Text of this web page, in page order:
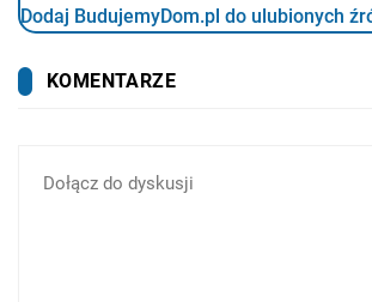
Dodaj BudujemyDom.pl do ulubionych
KOMENTARZE